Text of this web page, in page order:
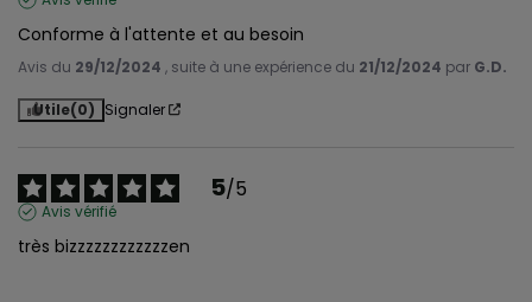
Conforme à l'attente et au besoin
Avis du 29/12/2024 , suite à une expérience du 21/12/2024 par G.D.
Utile(0) Signaler
5/5
Avis vérifié
très bizzzzzzzzzzzzen